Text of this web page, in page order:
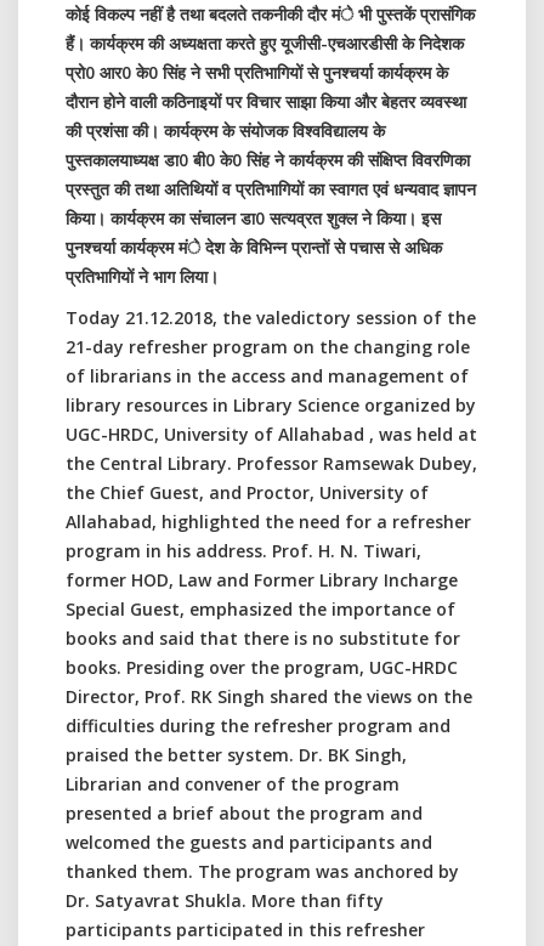
कोई विकल्प नहीं है तथा बदलते तकनीकी दौर मंे भी पुस्तकें प्रासंगिक
हैं। कार्यक्रम की अध्यक्षता करते हुए यूजीसी-एचआरडीसी के निदेशक
प्रो0 आर0 के0 सिंह ने सभी प्रतिभागियों से पुनश्चर्या कार्यक्रम के
दौरान होने वाली कठिनाइयों पर विचार साझा किया और बेहतर व्यवस्था
की प्रशंसा की। कार्यक्रम के संयोजक विश्वविद्यालय के
पुस्तकालयाध्यक्ष डा0 बी0 के0 सिंह ने कार्यक्रम की संक्षिप्त विवरणिका
प्रस्तुत की तथा अतिथियों व प्रतिभागियों का स्वागत एवं धन्यवाद ज्ञापन
किया। कार्यक्रम का संचालन डा0 सत्यव्रत शुक्ल ने किया। इस
पुनश्चर्या कार्यक्रम मंे देश के विभिन्न प्रान्तों से पचास से अधिक
प्रतिभागियों ने भाग लिया।
Today 21.12.2018, the valedictory session of the
21-day refresher program on the changing role
of librarians in the access and management of
library resources in Library Science organized by
UGC-HRDC, University of Allahabad , was held at
the Central Library. Professor Ramsewak Dubey,
the Chief Guest, and Proctor, University of
Allahabad, highlighted the need for a refresher
program in his address. Prof. H. N. Tiwari,
former HOD, Law and Former Library Incharge
Special Guest, emphasized the importance of
books and said that there is no substitute for
books. Presiding over the program, UGC-HRDC
Director, Prof. RK Singh shared the views on the
difficulties during the refresher program and
praised the better system. Dr. BK Singh,
Librarian and convener of the program
presented a brief about the program and
welcomed the guests and participants and
thanked them. The program was anchored by
Dr. Satyavrat Shukla. More than fifty
participants participated in this refresher